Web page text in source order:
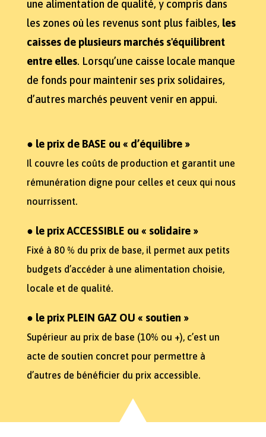
une alimentation de qualité, y compris dans
les zones où les revenus sont plus faibles, les
caisses de plusieurs marchés s'équilibrent
entre elles. Lorsqu’une caisse locale manque
de fonds pour maintenir ses prix solidaires,
d’autres marchés peuvent venir en appui.
● le prix de BASE ou « d’équilibre »
Il couvre les coûts de production et garantit une
rémunération digne pour celles et ceux qui nous
nourrissent.
● le prix ACCESSIBLE ou « solidaire »
Fixé à 80 % du prix de base, il permet aux petits
budgets d’accéder à une alimentation choisie,
locale et de qualité.
● le prix PLEIN GAZ OU « soutien »
Supérieur au prix de base (10% ou +), c’est un
acte de soutien concret pour permettre à
d’autres de bénéficier du prix accessible.